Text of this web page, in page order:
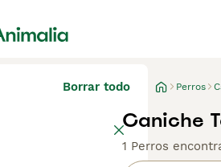
Borrar todo Perros
Caniche
1 Perros